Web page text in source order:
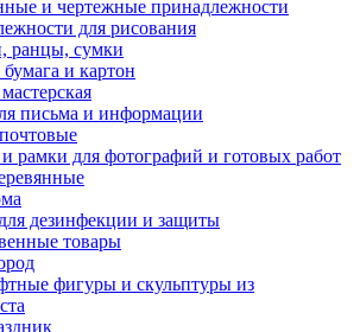
и чертежные принадлежности
для рисования
ранцы, сумки
и картон
письма и информации
рамки для фотографий и готовых работ
дезинфекции и защиты
товары
фигуры и скульптуры из